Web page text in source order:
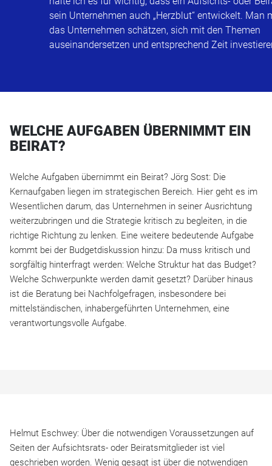
sein Unternehmen auch „Herzblut“ entwickelt. Man
das Unternehmen schätzen, sich mit den Themen
auseinandersetzen und entsprechend Zeit
WELCHE AUFGABEN ÜBERNIMMT EIN
BEIRAT?
Welche Aufgaben übernimmt ein Beirat? Jörg Sost: Die
Kernaufgaben liegen im strategischen Bereich. Hier geht es im
Wesentlichen darum, das Unternehmen in seiner Ausrichtung
weiterzubringen und die Strategie kritisch zu begleiten, in die
richtige Richtung zu lenken. Eine weitere bedeutende Aufgabe
kommt bei der Budgetdiskussion hinzu: Da muss kritisch und
sorgfältig hinterfragt werden: Welche Struktur hat das Budget?
Welche Schwerpunkte werden damit gesetzt? Darüber hinaus
ist die Beratung bei Nachfolgefragen, insbesondere bei
mittelständischen, inhabergeführten Unternehmen, eine
verantwortungsvolle Aufgabe.
Helmut Eschwey: Über die notwendigen Voraussetzungen auf
Seiten der Aufsichtsrats- oder Beiratsmitglieder ist viel
geschrieben worden. Wenig gesagt ist über die notwendigen